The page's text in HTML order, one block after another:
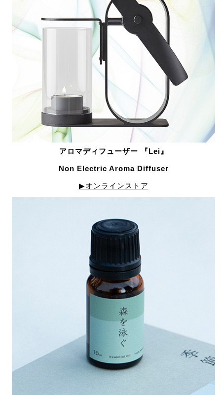
アロマディフューザー 『Lei』
Non Electric Aroma Diffuser
▶オンラインストア